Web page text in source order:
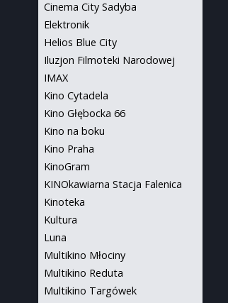
Cinema City Sadyba
Elektronik
Helios Blue City
Iluzjon Filmoteki Narodowej
IMAX
Kino Cytadela
Kino Głębocka 66
Kino na boku
Kino Praha
KinoGram
KINOkawiarna Stacja Falenica
Kinoteka
Kultura
Luna
Multikino Młociny
Multikino Reduta
Multikino Targówek